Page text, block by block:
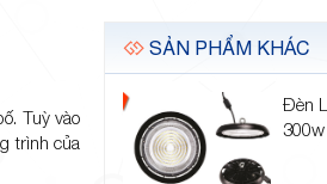
Tuỳ vào
trình của
SẢN PHẨM KHÁC
Đèn